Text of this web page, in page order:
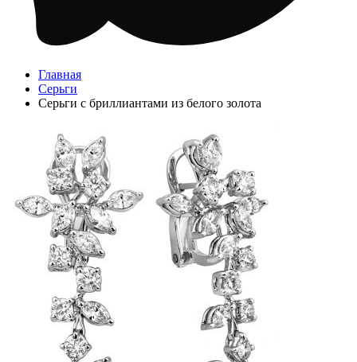
Главная
Серьги
Серьги с бриллиантами из белого золота